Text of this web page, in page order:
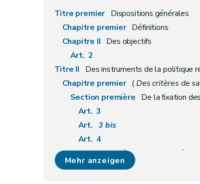
Titre premier Dispositions générales
Chapitre premier Définitions
Chapitre II Des objectifs
Art. 2
Titre II
Des instruments de la politique
Chapitre premier (Des critères de
Section première De la fixation
Art. 3
Art. 3 bis
Art. 4
Section première
De la
Art. 4bis
Mehr anzeigen